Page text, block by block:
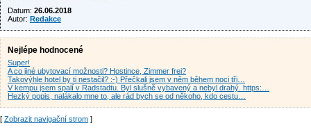
Datum: 26.06.2018
Autor: Redakce
Nejlépe hodnocené
Super!
A co jiné ubytovací možnosti? Hostince, Zimmer frei?
Takovýhle hotel by ti nestačil? :-) Přečkali jsem v něm během noci tři…
V kempu jsem spalí v Radstadtu. Byl slušně vybavený a nebyl drahý. https:…
Hezký popis, nalákalo mne to, ale rád bych se od někoho, kdo cestu…
[ Zobrazit navigační strom ]